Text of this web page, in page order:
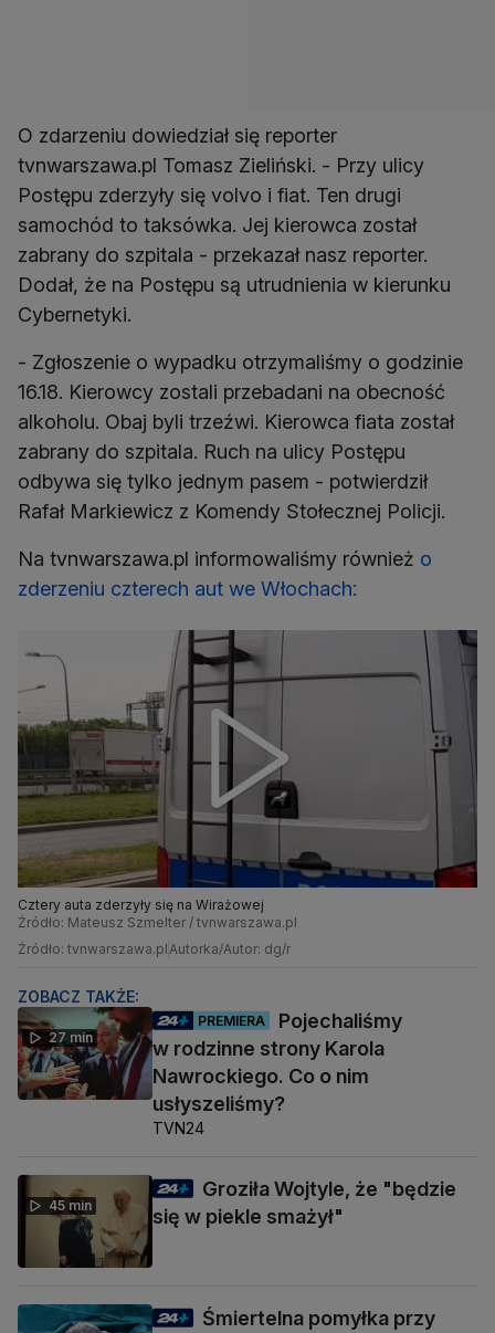
O zdarzeniu dowiedział się reporter
tvnwarszawa.pl Tomasz Zieliński. - Przy ulicy
Postępu zderzyły się volvo i fiat. Ten drugi
samochód to taksówka. Jej kierowca został
zabrany do szpitala - przekazał nasz reporter.
Dodał, że na Postępu są utrudnienia w kierunku
Cybernetyki.
- Zgłoszenie o wypadku otrzymaliśmy o godzinie
16.18. Kierowcy zostali przebadani na obecność
alkoholu. Obaj byli trzeźwi. Kierowca fiata został
zabrany do szpitala. Ruch na ulicy Postępu
odbywa się tylko jednym pasem - potwierdził
Rafał Markiewicz z Komendy Stołecznej Policji.
Na tvnwarszawa.pl informowaliśmy również o
zderzeniu czterech aut we Włochach:
Cztery auta zderzyły się na Wirażowej
Źródło: Mateusz Szmelter / tvnwarszawa.pl
Źródło: tvnwarszawa.plAutorka/Autor: dg/r
ZOBACZ TAKŻE:
27 min
PREMIERA
Pojechaliśmy
w rodzinne strony Karola
Nawrockiego. Co o nim
usłyszeliśmy?
TVN24
45 min
Groziła Wojtyle, że "będzie
się w piekle smażył"
Śmiertelna pomyłka przy